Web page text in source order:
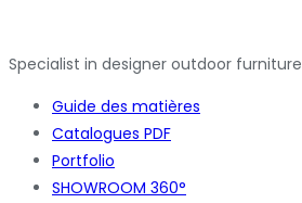
Specialist in designer outdoor furniture
Guide des matières
Catalogues PDF
Portfolio
SHOWROOM 360°